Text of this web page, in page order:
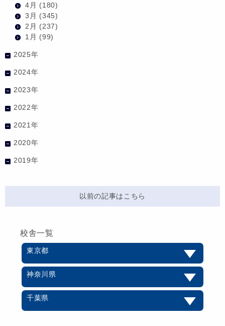
4月 (180)
3月 (345)
2月 (237)
1月 (99)
2025年
2024年
2023年
2022年
2021年
2020年
2019年
以前の記事はこちら
校舎一覧
東京都
神奈川県
千葉県